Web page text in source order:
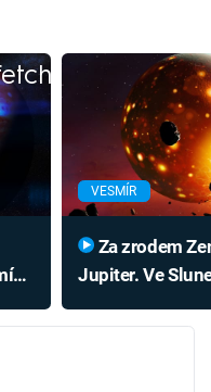
VESMÍR
Jupiter. Ve